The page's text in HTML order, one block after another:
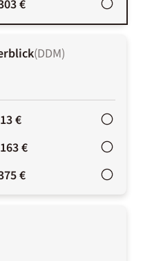
€
(DDM)
€
163 €
€